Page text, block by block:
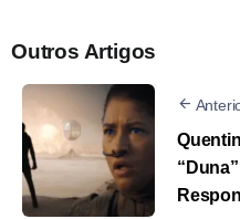
Outros Artigos